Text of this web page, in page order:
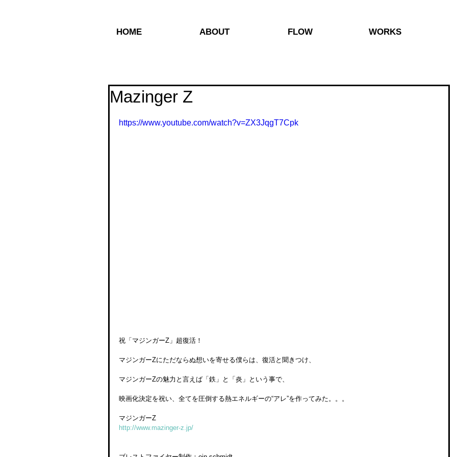
HOME ABOUT FLOW WORKS
Mazinger Z
https://www.youtube.com/watch?v=ZX3JqgT7Cpk
祝「マジンガーZ」超復活！
マジンガーZにただならぬ想いを寄せる僕らは、復活と聞きつけ、
マジンガーZの魅力と言えば「鉄」と「炎」という事で、
映画化決定を祝い、全てを圧倒する熱エネルギーの“アレ”を作ってみた。。。
マジンガーZ
http://www.mazinger-z.jp/